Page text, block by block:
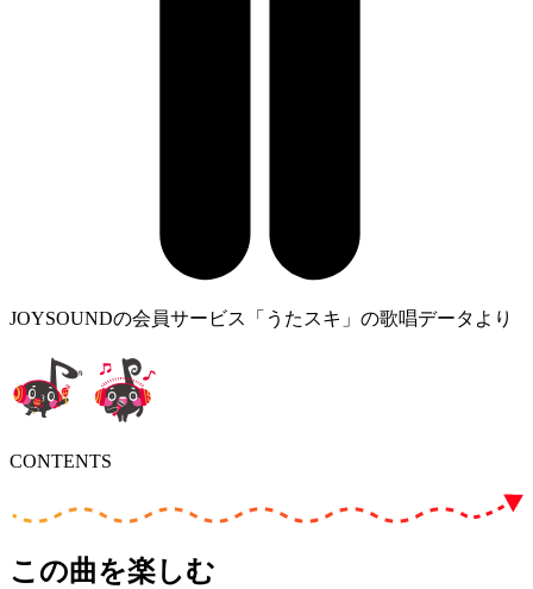
JOYSOUNDの会員サービス「うたスキ」の歌唱データより
CONTENTS
この曲を楽しむ